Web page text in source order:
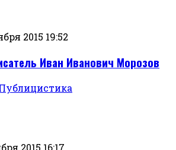
2015 19:52
Иван Иванович Морозов
2015 16:17